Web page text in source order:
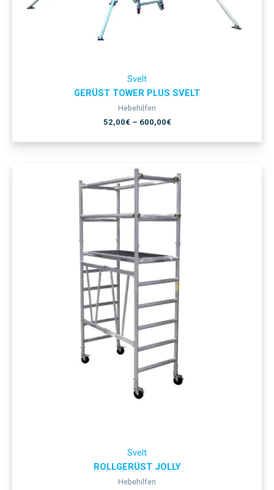
Svelt
GERÜST TOWER PLUS SVELT
Hebehilfen
52,00€– 600,00€
Svelt
ROLLGERÜST JOLLY
Hebehilfen